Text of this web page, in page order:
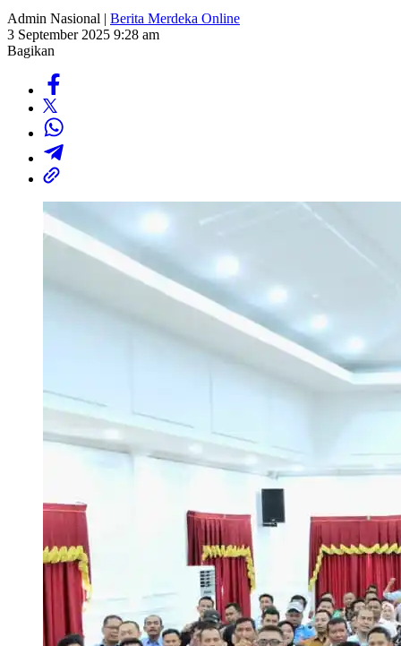
Admin Nasional | Berita Merdeka Online
3 September 2025 9:28 am
Bagikan